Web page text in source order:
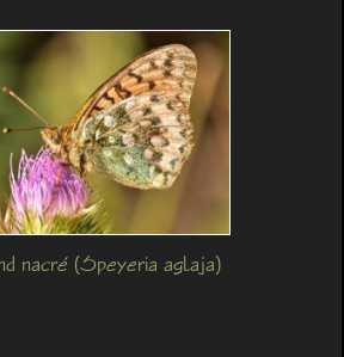
nacré (Speyeria aglaja)